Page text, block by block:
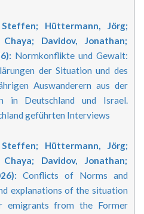
Hüttermann, Jörg;
Davidov, Jonathan;
Normkonflikte und Gewalt:
der Situation und des
Auswanderern aus der
in Deutschland und Israel.
geführten Interviews
Hüttermann, Jörg;
Davidov, Jonathan;
Conflicts of Norms and
explanations of the situation
emigrants from the Former